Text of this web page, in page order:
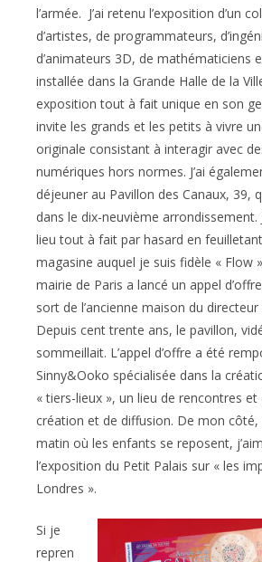
l’armée. J’ai retenu l’exposition d’un
d’artistes, de programmateurs,
d’animateurs 3D, de mathématiciens
installée dans la Grande Halle de la
exposition tout à fait unique en son
invite les grands et les petits à vivre
originale consistant à interagir avec
numériques hors normes. J’ai
déjeuner au Pavillon des Canaux, 39,
dans le dix-neuvième arrondissement.
lieu tout à fait par hasard en feuilletant
magasine auquel je suis fidèle « Flow
mairie de Paris a lancé un appel
sort de l’ancienne maison du directeur
Depuis cent trente ans, le pavillon,
sommeillait. L’appel d’offre a été
Sinny&Ooko spécialisée dans la
« tiers-lieux », un lieu de rencontres
création et de diffusion. De mon côté,
matin où les enfants se reposent,
l’exposition du Petit Palais sur « les
Londres ».
Si je
repren